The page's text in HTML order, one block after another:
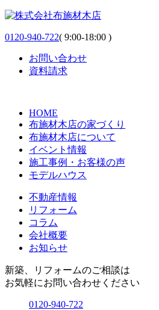
0120-940-722( 9:00-18:00 )
お問い合わせ
資料請求
HOME
布施材木店の家づくり
布施材木店について
イベント情報
施工事例・お客様の声
モデルハウス
不動産情報
リフォーム
コラム
会社概要
お知らせ
新築、リフォームのご相談は
お気軽にお問い合わせください
0120-940-722